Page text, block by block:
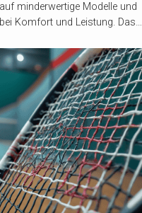
minderwertige Modelle und
Komfort und Leistung. Das…